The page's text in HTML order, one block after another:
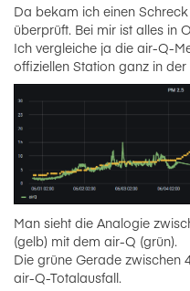
Da bekam ich einen
überprüft. Bei mir ist alles in
Ich vergleiche ja die air-Q-
offiziellen Station ganz in der
Man sieht die Analogie
(gelb) mit dem air-Q (grün).
Die grüne Gerade zwischen
air-Q-Totalausfall.